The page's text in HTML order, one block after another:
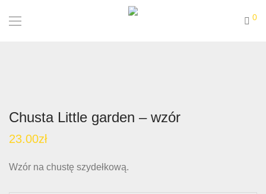
0
Chusta Little garden – wzór
23.00zł
Wzór na chustę szydełkową.